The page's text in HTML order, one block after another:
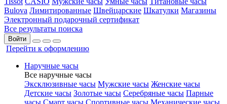
Bulova Лимитированные Швейцарские Шкатулки Магазины
Электронный подарочный сертификат
Все результаты поиска
Войти
Перейти к оформлению
Наручные часы
Все наручные часы
Эксклюзивные часы Мужские часы Женские часы
Детские часы Золотые часы Серебряные часы Парные
часы Смарт часы Спортивные часы Механические часы